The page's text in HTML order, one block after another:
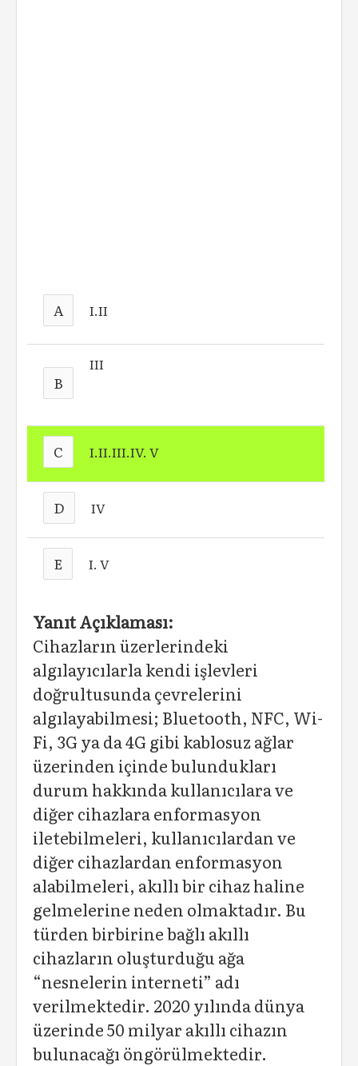
A I.II
B
III
C I.II.III.IV. V
D IV
E I. V
Yanıt Açıklaması:
Cihazların üzerlerindeki
algılayıcılarla kendi işlevleri
doğrultusunda çevrelerini
algılayabilmesi; Bluetooth, NFC, Wi-
Fi, 3G ya da 4G gibi kablosuz ağlar
üzerinden içinde bulundukları
durum hakkında kullanıcılara ve
diğer cihazlara enformasyon
iletebilmeleri, kullanıcılardan ve
diğer cihazlardan enformasyon
alabilmeleri, akıllı bir cihaz haline
gelmelerine neden olmaktadır. Bu
türden birbirine bağlı akıllı
cihazların oluşturduğu ağa
“nesnelerin interneti” adı
verilmektedir. 2020 yılında dünya
üzerinde 50 milyar akıllı cihazın
bulunacağı öngörülmektedir.